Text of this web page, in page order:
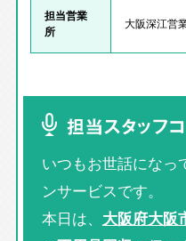
担当営業
所
大阪深江営
担当スタッフ
いつもお世話になっ
ンサービスです。
本日は、 大阪府大阪